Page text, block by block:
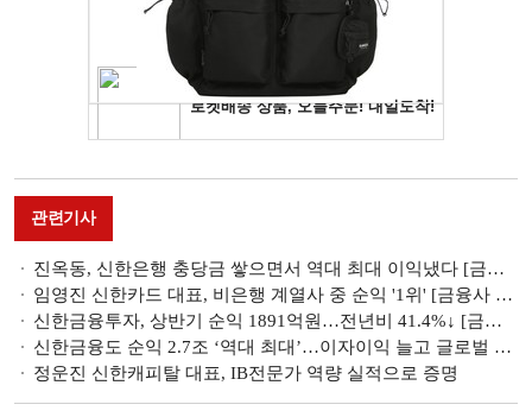
관련기사
진옥동, 신한은행 충당금 쌓으면서 역대 최대 이익냈다 [금융사 2022 상반기 실적]
임영진 신한카드 대표, 비은행 계열사 중 순익 '1위' [금융사 2022 상반기 실적]
신한금융투자, 상반기 순익 1891억원…전년비 41.4%↓ [금융사 2022 상반기 실적]
신한금융도 순익 2.7조 ‘역대 최대’…이자이익 늘고 글로벌 선방 [금융사 2022 상반기 실적]
정운진 신한캐피탈 대표, IB전문가 역량 실적으로 증명